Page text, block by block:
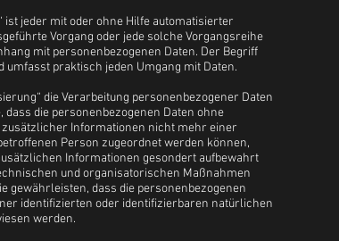
ist jeder mit oder ohne Hilfe automatisierter
Vorgang oder jede solche Vorgangsreihe
mit personenbezogenen Daten. Der Begriff
umfasst praktisch jeden Umgang mit Daten.
die Verarbeitung personenbezogener Daten
dass die personenbezogenen Daten ohne
zusätzlicher Informationen nicht mehr einer
Person zugeordnet werden können,
Informationen gesondert aufbewahrt
und organisatorischen Maßnahmen
gewährleisten, dass die personenbezogenen
identifizierten oder identifizierbaren natürlichen
werden.